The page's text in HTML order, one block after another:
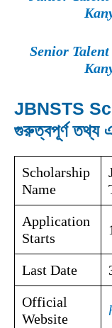
Senior
JBNSTS
গুরুত্বপূর্ণ তথ্য
Scholarship
Name
Application
Starts
Last Date
Official
Website